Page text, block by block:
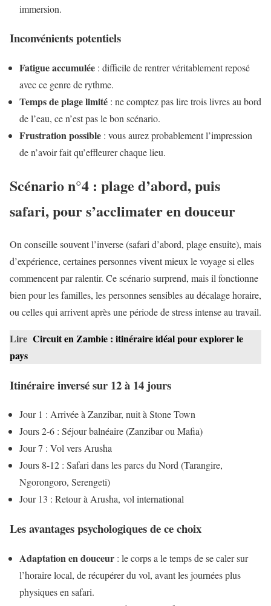
immersion.
Inconvénients potentiels
Fatigue accumulée : difficile de rentrer véritablement reposé
avec ce genre de rythme.
Temps de plage limité : ne comptez pas lire trois livres au bord
de l’eau, ce n’est pas le bon scénario.
Frustration possible : vous aurez probablement l’impression
de n’avoir fait qu’effleurer chaque lieu.
Scénario n°4 : plage d’abord, puis
safari, pour s’acclimater en douceur
On conseille souvent l’inverse (safari d’abord, plage ensuite), mais
d’expérience, certaines personnes vivent mieux le voyage si elles
commencent par ralentir. Ce scénario surprend, mais il fonctionne
bien pour les familles, les personnes sensibles au décalage horaire,
ou celles qui arrivent après une période de stress intense au travail.
Lire Circuit en Zambie : itinéraire idéal pour explorer le
pays
Itinéraire inversé sur 12 à 14 jours
Jour 1 : Arrivée à Zanzibar, nuit à Stone Town
Jours 2-6 : Séjour balnéaire (Zanzibar ou Mafia)
Jour 7 : Vol vers Arusha
Jours 8-12 : Safari dans les parcs du Nord (Tarangire,
Ngorongoro, Serengeti)
Jour 13 : Retour à Arusha, vol international
Les avantages psychologiques de ce choix
Adaptation en douceur : le corps a le temps de se caler sur
l’horaire local, de récupérer du vol, avant les journées plus
physiques en safari.